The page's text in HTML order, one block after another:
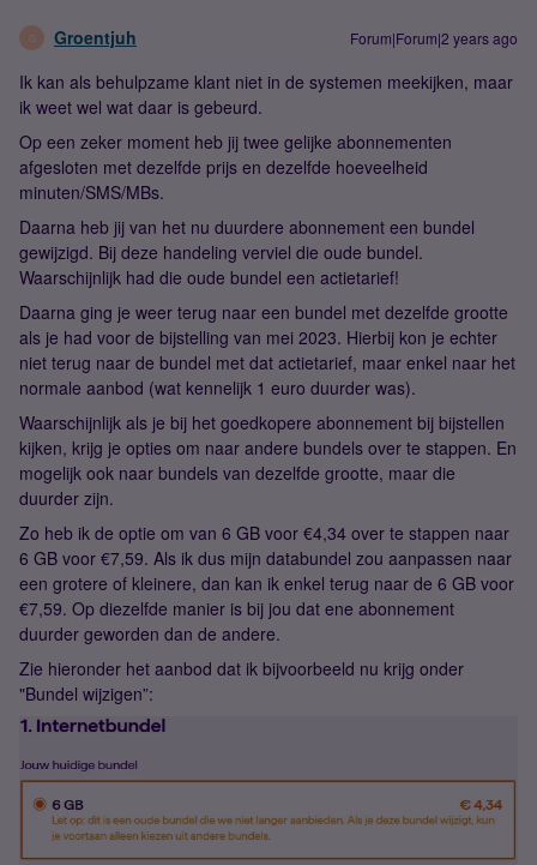
G Groentjuh Forum|Forum|2 years ago
Ik kan als behulpzame klant niet in de systemen meekijken, maar
ik weet wel wat daar is gebeurd.
Op een zeker moment heb jij twee gelijke abonnementen
afgesloten met dezelfde prijs en dezelfde hoeveelheid
minuten/SMS/MBs.
Daarna heb jij van het nu duurdere abonnement een bundel
gewijzigd. Bij deze handeling verviel die oude bundel.
Waarschijnlijk had die oude bundel een actietarief!
Daarna ging je weer terug naar een bundel met dezelfde grootte
als je had voor de bijstelling van mei 2023. Hierbij kon je echter
niet terug naar de bundel met dat actietarief, maar enkel naar het
normale aanbod (wat kennelijk 1 euro duurder was).
Waarschijnlijk als je bij het goedkopere abonnement bij bijstellen
kijken, krijg je opties om naar andere bundels over te stappen. En
mogelijk ook naar bundels van dezelfde grootte, maar die
duurder zijn.
Zo heb ik de optie om van 6 GB voor €4,34 over te stappen naar
6 GB voor €7,59. Als ik dus mijn databundel zou aanpassen naar
een grotere of kleinere, dan kan ik enkel terug naar de 6 GB voor
€7,59. Op diezelfde manier is bij jou dat ene abonnement
duurder geworden dan de andere.
Zie hieronder het aanbod dat ik bijvoorbeeld nu krijg onder
"Bundel wijzigen”: